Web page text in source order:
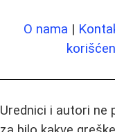
O nama |
Urednici i autori ne